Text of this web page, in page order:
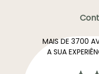
MAIS DE 3700
A SUA